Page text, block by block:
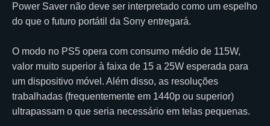
Power Saver não deve ser interpretado como um espelho
do que o futuro portátil da Sony entregará.
O modo no PS5 opera com consumo médio de 115W,
valor muito superior à faixa de 15 a 25W esperada para
um dispositivo móvel. Além disso, as resoluções
trabalhadas (frequentemente em 1440p ou superior)
ultrapassam o que seria necessário em telas pequenas.